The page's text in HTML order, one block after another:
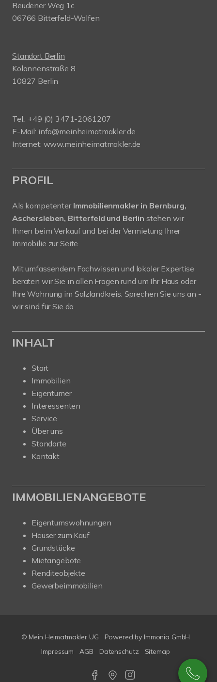
Reudener Weg 1c
06766 Bitterfeld-Wolfen
Standort Berlin
Kolonnenstraße 8
10827 Berlin
Tel.: +49 (0) 3471-2061207
E-Mail: info@meinheimatmakler.de
Internet: www.meinheimatmakler.de
PROFIL
Als kompetenter Immobilienmakler in Bernburg,
Aschersleben, Bitterfeld und Berlin stehen wir
Ihnen beim Verkauf und bei der Vermietung Ihrer
Immobilie zur Seite.
Mit umfassendem Fachwissen und lokaler Expertise
beraten wir Sie in allen Fragen rund um Ihr Haus oder
Ihre Wohnung im Salzlandkreis. Sprechen Sie uns an -
wir sind für Sie da.
INHALT
Start
Immobilien
Eigentümer
Interessenten
Service
Über uns
Standorte
Kontakt
IMMOBILIENANGEBOTE
Eigentumswohnungen
Häuser zum Kauf
Grundstücke
Mietangebote
Renditeobjekte
Gewerbeimmobilien
© Mein Heimatmakler UG
Powered by Immonia GmbH
Impressum
AGB Datenschutz Sitemap